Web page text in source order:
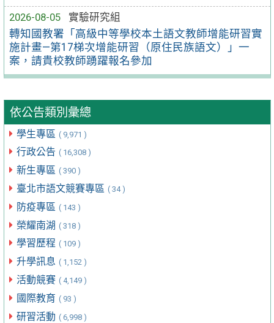
2026-08-05
實驗研究組
轉知國教署「高級中等學校本土語文教師增能研習實
施計畫—第17梯次增能研習（原住民族語文）」一
案，請貴校教師踴躍報名參加
依公告類別彙總
學生專區 ( 9,971 )
行政公告 ( 16,308 )
新生專區 ( 390 )
臺北市語文競賽專區 ( 34 )
防疫專區 ( 143 )
榮耀南湖 ( 318 )
學習歷程 ( 109 )
升學訊息 ( 1,152 )
活動競賽 ( 4,149 )
國際教育 ( 93 )
研習活動 ( 6,998 )